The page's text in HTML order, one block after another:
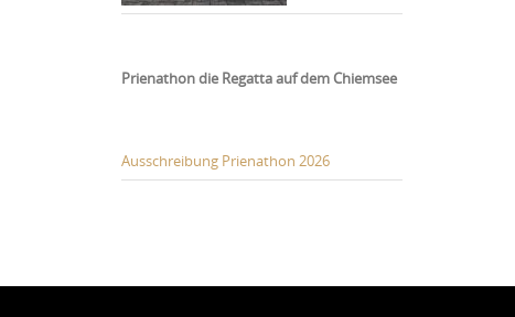
Prienathon die Regatta auf dem Chiemsee
Ausschreibung Prienathon 2026